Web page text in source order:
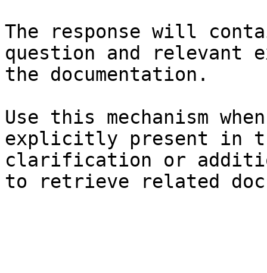
The response will
question and relevant
the documentation.
Use this mechanism
explicitly present in
clarification or